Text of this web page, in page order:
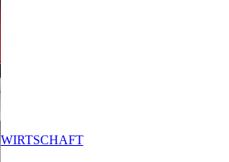
WIRTSCHAFT